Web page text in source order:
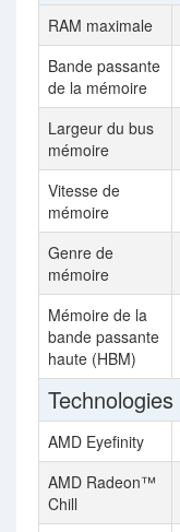
RAM maximale
Bande passante
de la mémoire
Largeur du bus
mémoire
Vitesse de
mémoire
Genre de
mémoire
Mémoire de la
bande passante
haute (HBM)
Technologies
AMD Eyefinity
AMD Radeon™
Chill